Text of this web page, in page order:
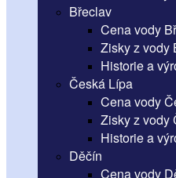
Břeclav
Cena vody
Zisky z vody
Historie a
Česká Lípa
Cena vody
Zisky z vody
Historie a
Děčín
Cena vody